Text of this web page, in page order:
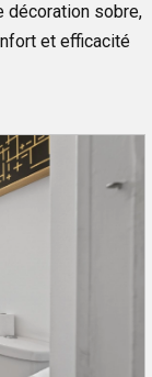
décoration sobre,
et efficacité